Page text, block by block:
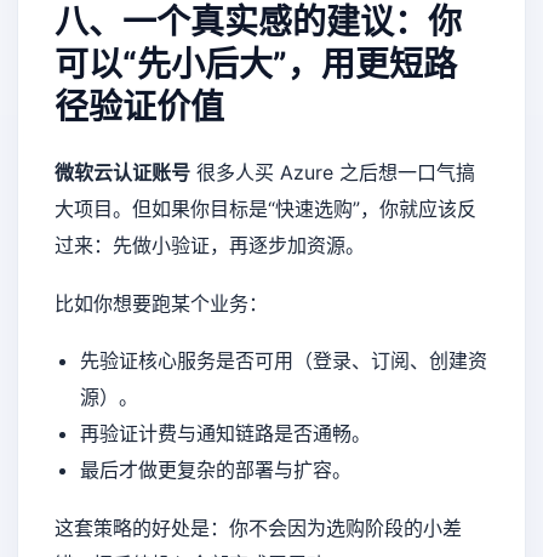
八、一个真实感的建议：你
可以“先小后大”，用更短路
径验证价值
微软云认证账号 很多人买 Azure 之后想一口气搞
大项目。但如果你目标是“快速选购”，你就应该反
过来：先做小验证，再逐步加资源。
比如你想要跑某个业务：
先验证核心服务是否可用（登录、订阅、创建资
源）。
再验证计费与通知链路是否通畅。
最后才做更复杂的部署与扩容。
这套策略的好处是：你不会因为选购阶段的小差